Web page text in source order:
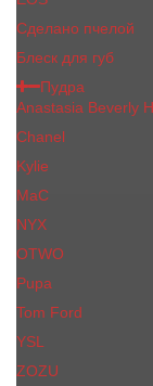
Сделано пчелой
Блеск для губ
Пудра
Anastasia Beverly
Chanel
Kylie
MaC
NYX
OTWO
Pupa
Tom Ford
YSL
ZOZU